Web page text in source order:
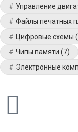
Управление
Файлы печатных
Цифровые схемы
Чипы памяти (7)
Электронные